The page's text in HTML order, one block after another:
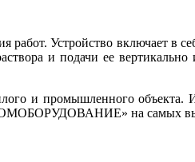
работ. Устройство включает
и подачи ее
и промышленного объекта.
на самых